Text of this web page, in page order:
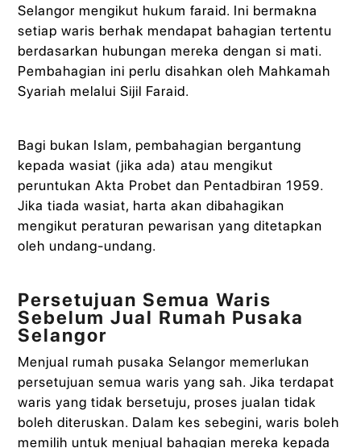
Selangor mengikut hukum faraid. Ini bermakna
setiap waris berhak mendapat bahagian tertentu
berdasarkan hubungan mereka dengan si mati.
Pembahagian ini perlu disahkan oleh Mahkamah
Syariah melalui Sijil Faraid.
Bagi bukan Islam, pembahagian bergantung
kepada wasiat (jika ada) atau mengikut
peruntukan Akta Probet dan Pentadbiran 1959.
Jika tiada wasiat, harta akan dibahagikan
mengikut peraturan pewarisan yang ditetapkan
oleh undang-undang.
Persetujuan Semua Waris
Sebelum Jual Rumah Pusaka
Selangor
Menjual rumah pusaka Selangor memerlukan
persetujuan semua waris yang sah. Jika terdapat
waris yang tidak bersetuju, proses jualan tidak
boleh diteruskan. Dalam kes sebegini, waris boleh
memilih untuk menjual bahagian mereka kepada